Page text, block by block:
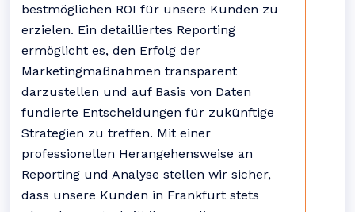
bestmöglichen ROI für unsere Kunden zu
erzielen. Ein detailliertes Reporting
ermöglicht es, den Erfolg der
Marketingmaßnahmen transparent
darzustellen und auf Basis von Daten
fundierte Entscheidungen für zukünftige
Strategien zu treffen. Mit einer
professionellen Herangehensweise an
Reporting und Analyse stellen wir sicher,
dass unsere Kunden in Frankfurt stets